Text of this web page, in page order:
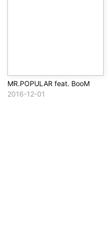
MR.POPULAR feat. BooM
2016-12-01